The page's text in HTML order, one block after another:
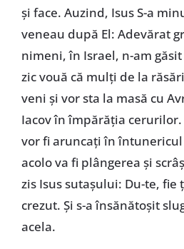
și face. Auzind, Isus S-a
veneau după El: Adevărat
nimeni, în Israel, n-am
zic vouă că mulți de la
veni și vor sta la masă cu
Iacov în împărăția
vor fi aruncați în
acolo va fi plângerea și
zis Isus sutașului: Du-te, fie
crezut. Și s-a însănătoșit
acela.